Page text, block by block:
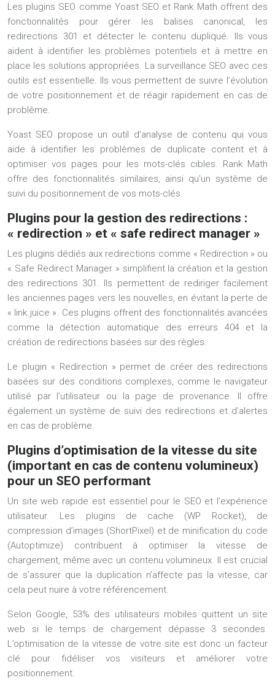
Les plugins SEO comme Yoast SEO et Rank Math offrent des
fonctionnalités pour gérer les balises canonical, les
redirections 301 et détecter le contenu dupliqué. Ils vous
aident à identifier les problèmes potentiels et à mettre en
place les solutions appropriées. La surveillance SEO avec ces
outils est essentielle. Ils vous permettent de suivre l’évolution
de votre positionnement et de réagir rapidement en cas de
problème.
Yoast SEO propose un outil d’analyse de contenu qui vous
aide à identifier les problèmes de duplicate content et à
optimiser vos pages pour les mots-clés cibles. Rank Math
offre des fonctionnalités similaires, ainsi qu’un système de
suivi du positionnement de vos mots-clés.
Plugins pour la gestion des redirections :
« redirection » et « safe redirect manager »
Les plugins dédiés aux redirections comme « Redirection » ou
« Safe Redirect Manager » simplifient la création et la gestion
des redirections 301. Ils permettent de rediriger facilement
les anciennes pages vers les nouvelles, en évitant la perte de
« link juice ». Ces plugins offrent des fonctionnalités avancées
comme la détection automatique des erreurs 404 et la
création de redirections basées sur des règles.
Le plugin « Redirection » permet de créer des redirections
basées sur des conditions complexes, comme le navigateur
utilisé par l’utilisateur ou la page de provenance. Il offre
également un système de suivi des redirections et d’alertes
en cas de problème.
Plugins d’optimisation de la vitesse du site
(important en cas de contenu volumineux)
pour un SEO performant
Un site web rapide est essentiel pour le SEO et l’expérience
utilisateur. Les plugins de cache (WP Rocket), de
compression d’images (ShortPixel) et de minification du code
(Autoptimize) contribuent à optimiser la vitesse de
chargement, même avec un contenu volumineux. Il est crucial
de s’assurer que la duplication n’affecte pas la vitesse, car
cela peut nuire à votre référencement.
Selon Google, 53% des utilisateurs mobiles quittent un site
web si le temps de chargement dépasse 3 secondes.
L’optimisation de la vitesse de votre site est donc un facteur
clé pour fidéliser vos visiteurs et améliorer votre
positionnement.